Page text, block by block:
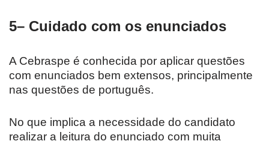
5– Cuidado com os enunciados
A Cebraspe é conhecida por aplicar questões
com enunciados bem extensos, principalmente
nas questões de português.
No que implica a necessidade do candidato
realizar a leitura do enunciado com muita